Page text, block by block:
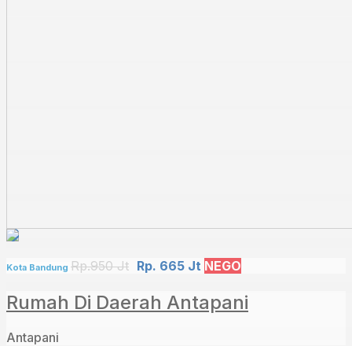
Kota Bandung Rp.950 Jt Rp. 665 Jt NEGO
Rumah Di Daerah Antapani
Antapani